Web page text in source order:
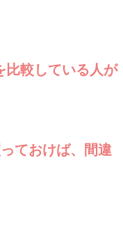
比較している人が
ておけば、間違